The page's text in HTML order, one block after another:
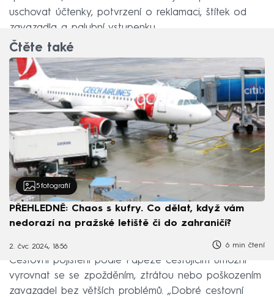
uschovat účtenky, potvrzení o reklamaci, štítek od
zavazadla a palubní vstupenku.
Čtěte také
5 fotografií
PŘEHLEDNĚ: Chaos s kufry. Co dělat, když vám
nedorazí na pražské letiště či do zahraničí?
2. čvc 2024, 18:56 6 min čtení
Cestovní pojištění podle Papeže cestujícím umožní
vyrovnat se se zpožděním, ztrátou nebo poškozením
zavazadel bez větších problémů. „Dobré cestovní